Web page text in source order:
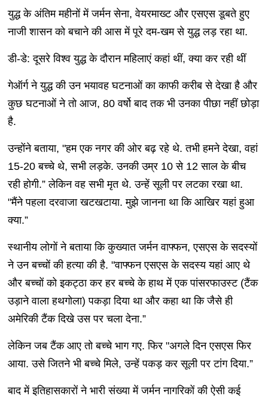
युद्ध के अंतिम महीनों में जर्मन सेना, वेयरमाख्ट और एसएस डूबते हुए
नाजी शासन को बचाने की आस में पूरे दम-खम से युद्ध लड़ रहा था.
डी-डे: दूसरे विश्व युद्ध के दौरान महिलाएं कहां थीं, क्या कर रही थीं
गेऑर्ग ने युद्ध की उन भयावह घटनाओं का काफी करीब से देखा है और
कुछ घटनाओं ने तो आज, 80 वर्षो बाद तक भी उनका पीछा नहीं छोड़ा
है.
उन्होंने बताया, "हम एक नगर की ओर बढ़ रहे थे. तभी हमने देखा, वहां
15-20 बच्चे थे, सभी लड़के. उनकी उम्र 10 से 12 साल के बीच
रही होगी.” लेकिन वह सभी मृत थे. उन्हें सूली पर लटका रखा था.
"मैंने पहला दरवाजा खटखटाया. मुझे जानना था कि आखिर यहां हुआ
क्या.”
स्थानीय लोगों ने बताया कि कुख्यात जर्मन वाफ्फन, एसएस के सदस्यों
ने उन बच्चों की हत्या की है. "वाफ्फन एसएस के सदस्य यहां आए थे
और बच्चों को इकट्ठा कर हर बच्चे के हाथ में एक पांसरफाउस्ट (टैंक
उड़ाने वाला हथगोला) पकड़ा दिया था और कहा था कि जैसे ही
अमेरिकी टैंक दिखे उस पर चला देना.”
लेकिन जब टैंक आए तो बच्चे भाग गए. फिर "अगले दिन एसएस फिर
आया. उसे जितने भी बच्चे मिले, उन्हें पकड़ कर सूली पर टांग दिया.”
बाद में इतिहासकारों ने भारी संख्या में जर्मन नागरिकों की ऐसी कई